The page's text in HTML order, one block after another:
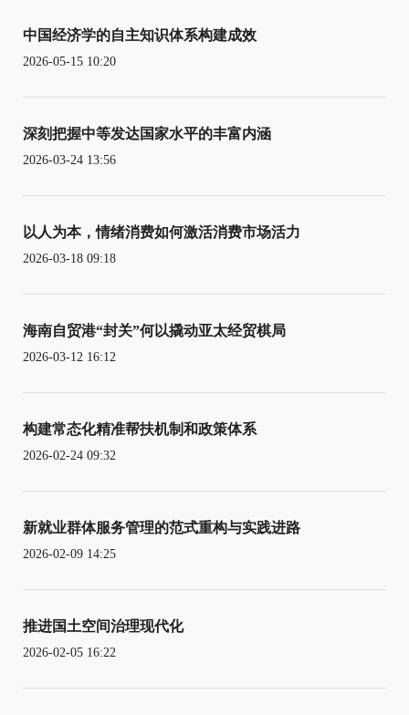
中国经济学的自主知识体系构建成效
2026-05-15 10:20
深刻把握中等发达国家水平的丰富内涵
2026-03-24 13:56
以人为本，情绪消费如何激活消费市场活力
2026-03-18 09:18
海南自贸港“封关”何以撬动亚太经贸棋局
2026-03-12 16:12
构建常态化精准帮扶机制和政策体系
2026-02-24 09:32
新就业群体服务管理的范式重构与实践进路
2026-02-09 14:25
推进国土空间治理现代化
2026-02-05 16:22